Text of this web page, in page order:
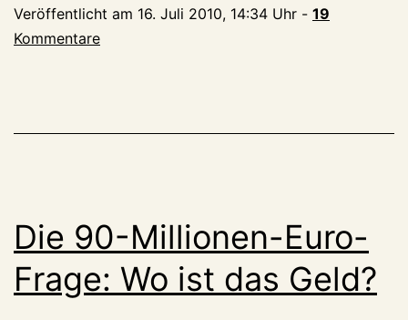
Veröffentlicht am 16. Juli 2010, 14:34 Uhr - 19
Kommentare
Die 90-Millionen-Euro-
Frage: Wo ist das Geld?